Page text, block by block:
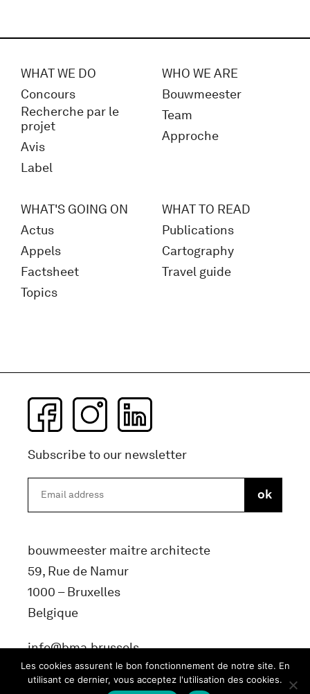
WHAT WE DO
Concours
Recherche par le
projet
Avis
Label
WHO WE ARE
Bouwmeester
Team
Approche
WHAT'S GOING ON
Actus
Appels
Factsheet
Topics
WHAT TO READ
Publications
Cartography
Travel guide
Subscribe to our newsletter
bouwmeester maitre architecte
59, Rue de Namur
1000 – Bruxelles
Belgique
info@bma.brussels
Les cookies assurent le bon fonctionnement de notre site. En
utilisant ce dernier, vous acceptez l'utilisation des cookies.